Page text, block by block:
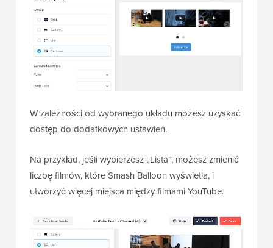
W zależności od wybranego układu możesz uzyskać
dostęp do dodatkowych ustawień.
Na przykład, jeśli wybierzesz „Lista”, możesz zmienić
liczbę filmów, które Smash Balloon wyświetla, i
utworzyć więcej miejsca między filmami YouTube.